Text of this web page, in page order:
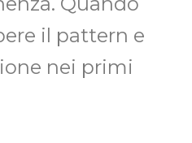
il pattern e
nei primi